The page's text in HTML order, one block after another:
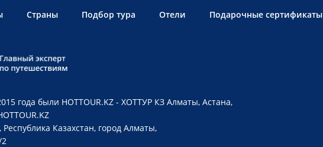
Страны Подбор тура Отели Подарочные сертификаты
года были HOTTOUR.KZ - ХОТТУР КЗ Алматы, Астана,
Казахстан, город Алматы,